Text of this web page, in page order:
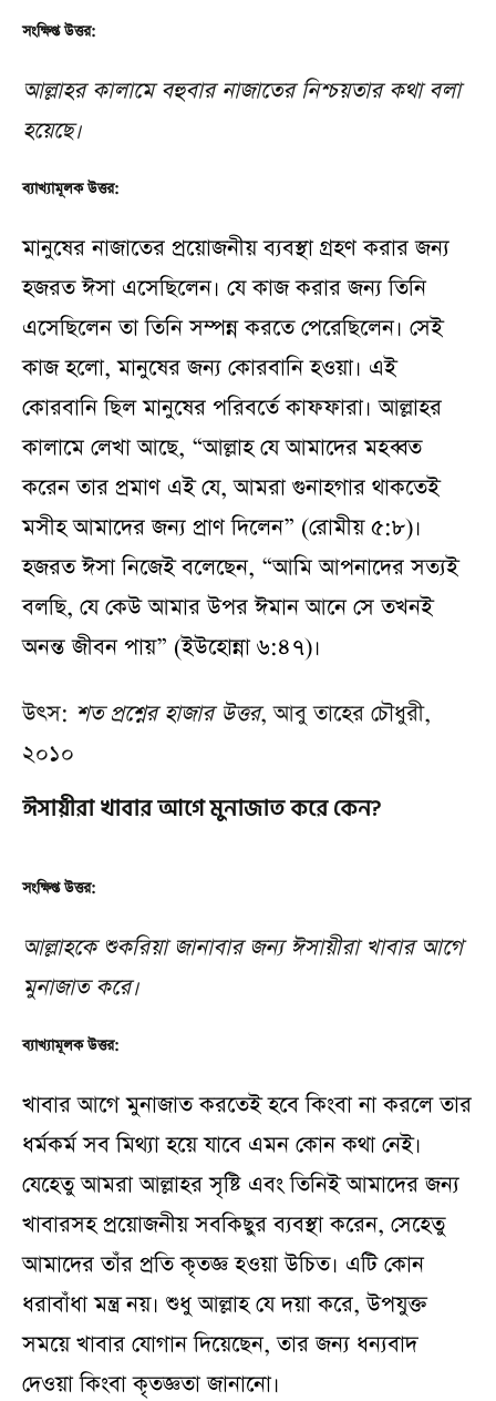
সংক্ষিপ্ত উত্তর:
আল্লাহর কালামে বহুবার নাজাতের নিশ্চয়তার কথা বলা
হয়েছে।
ব্যাখ্যামূলক উত্তর:
মানুষের নাজাতের প্রয়োজনীয় ব্যবস্থা গ্রহণ করার জন্য
হজরত ঈসা এসেছিলেন। যে কাজ করার জন্য তিনি
এসেছিলেন তা তিনি সম্পন্ন করতে পেরেছিলেন। সেই
কাজ হলো, মানুষের জন্য কোরবানি হওয়া। এই
কোরবানি ছিল মানুষের পরিবর্তে কাফফারা। আল্লাহর
কালামে লেখা আছে, “আল্লাহ যে আমাদের মহব্বত
করেন তার প্রমাণ এই যে, আমরা গুনাহগার থাকতেই
মসীহ আমাদের জন্য প্রাণ দিলেন” (রোমীয় ৫:৮)।
হজরত ঈসা নিজেই বলেছেন, “আমি আপনাদের সত্যই
বলছি, যে কেউ আমার উপর ঈমান আনে সে তখনই
অনন্ত জীবন পায়” (ইউহোন্না ৬:৪৭)।
উৎস: শত প্রশ্নের হাজার উত্তর, আবু তাহের চৌধুরী,
২০১০
ঈসায়ীরা খাবার আগে মুনাজাত করে কেন?
সংক্ষিপ্ত উত্তর:
আল্লাহকে শুকরিয়া জানাবার জন্য ঈসায়ীরা খাবার আগে
মুনাজাত করে।
ব্যাখ্যামূলক উত্তর:
খাবার আগে মুনাজাত করতেই হবে কিংবা না করলে তার
ধর্মকর্ম সব মিথ্যা হয়ে যাবে এমন কোন কথা নেই।
যেহেতু আমরা আল্লাহর সৃষ্টি এবং তিনিই আমাদের জন্য
খাবারসহ প্রয়োজনীয় সবকিছুর ব্যবস্থা করেন, সেহেতু
আমাদের তাঁর প্রতি কৃতজ্ঞ হওয়া উচিত। এটি কোন
ধরাবাঁধা মন্ত্র নয়। শুধু আল্লাহ যে দয়া করে, উপযুক্ত
সময়ে খাবার যোগান দিয়েছেন, তার জন্য ধন্যবাদ
দেওয়া কিংবা কৃতজ্ঞতা জানানো।